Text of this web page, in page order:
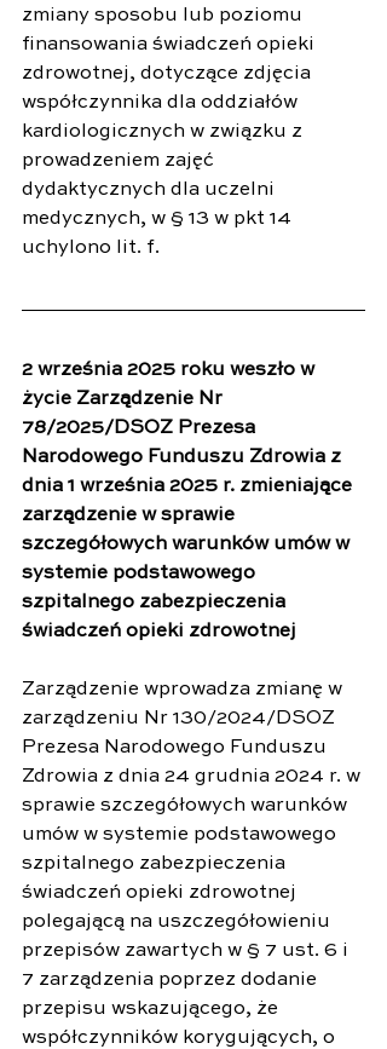
zmiany sposobu lub poziomu
finansowania świadczeń opieki
zdrowotnej, dotyczące zdjęcia
współczynnika dla oddziałów
kardiologicznych w związku z
prowadzeniem zajęć
dydaktycznych dla uczelni
medycznych, w § 13 w pkt 14
uchylono lit. f.
2 września 2025 roku weszło w
życie Zarządzenie Nr
78/2025/DSOZ Prezesa
Narodowego Funduszu Zdrowia z
dnia 1 września 2025 r. zmieniające
zarządzenie w sprawie
szczegółowych warunków umów w
systemie podstawowego
szpitalnego zabezpieczenia
świadczeń opieki zdrowotnej
Zarządzenie wprowadza zmianę w
zarządzeniu Nr 130/2024/DSOZ
Prezesa Narodowego Funduszu
Zdrowia z dnia 24 grudnia 2024 r. w
sprawie szczegółowych warunków
umów w systemie podstawowego
szpitalnego zabezpieczenia
świadczeń opieki zdrowotnej
polegającą na uszczegółowieniu
przepisów zawartych w § 7 ust. 6 i
7 zarządzenia poprzez dodanie
przepisu wskazującego, że
współczynników korygujących, o